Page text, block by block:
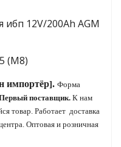
ибп 12V/200Ah AGM
(M8)
импортёр]. Форма
поставщик. К нам
товар. Работает доставка
Оптовая и розничная